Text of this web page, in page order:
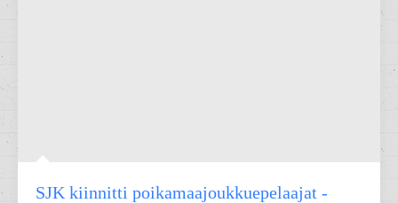
SJK kiinnitti poikamaajoukkuepelaajat -